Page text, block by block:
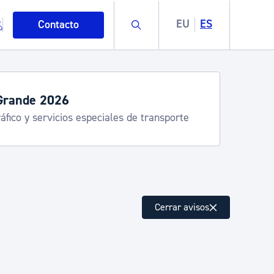
Contacto Buscar EU ES
y medioambiente
especiales de transporte
Cerrar avisos